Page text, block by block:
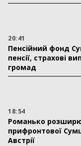
20:41
Пенсійний фонд
пенсії, страхові
громад
18:54
Романько
прифронтової
Австрії